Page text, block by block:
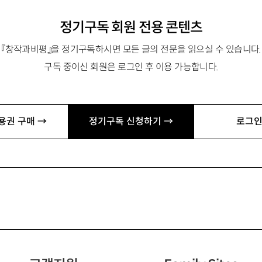
정기구독 회원 전용 콘텐츠
『창작과비평』을 정기구독하시면 모든 글의 전문을 읽으실 수 있습니다.
구독 중이신 회원은 로그인 후 이용 가능합니다.
권 구매 → 정기구독 신청하기 → 로그